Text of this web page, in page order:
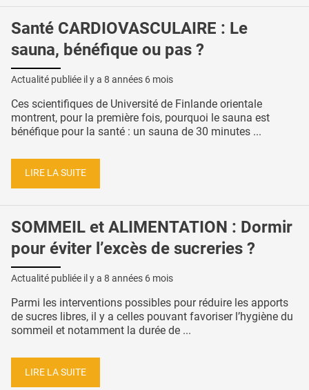
Santé CARDIOVASCULAIRE : Le
sauna, bénéfique ou pas ?
Actualité publiée il y a 8 années 6 mois
Ces scientifiques de Université de Finlande orientale
montrent, pour la première fois, pourquoi le sauna est
bénéfique pour la santé : un sauna de 30 minutes ...
LIRE LA SUITE
SOMMEIL et ALIMENTATION : Dormir
pour éviter l’excès de sucreries ?
Actualité publiée il y a 8 années 6 mois
Parmi les interventions possibles pour réduire les apports
de sucres libres, il y a celles pouvant favoriser l’hygiène du
sommeil et notamment la durée de ...
LIRE LA SUITE